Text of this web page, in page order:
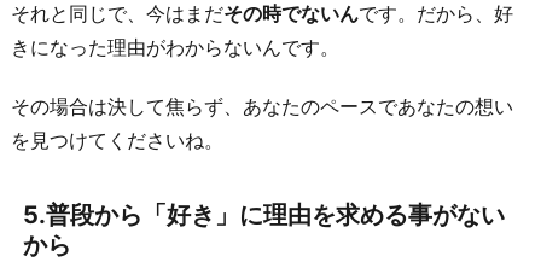
それと同じで、今はまだその時でないんです。だから、好
きになった理由がわからないんです。
その場合は決して焦らず、あなたのペースであなたの想い
を見つけてくださいね。
5.普段から「好き」に理由を求める事がない
から